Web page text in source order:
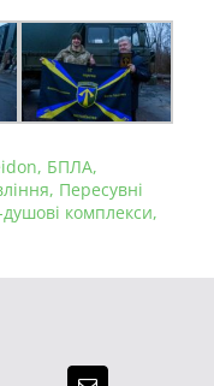
, БПЛА,
, Пересувні
комплекси,